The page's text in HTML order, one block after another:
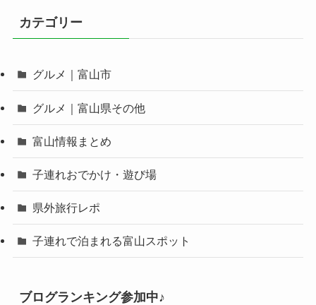
カテゴリー
グルメ｜富山市
グルメ｜富山県その他
富山情報まとめ
子連れおでかけ・遊び場
県外旅行レポ
子連れで泊まれる富山スポット
ブログランキング参加中♪